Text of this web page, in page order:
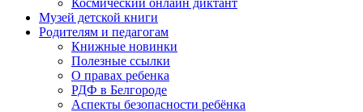
Музей детской книги
Родителям и педагогам
Книжные новинки
Полезные ссылки
О правах ребенка
РДФ в Белгороде
Аспекты безопасности ребёнка